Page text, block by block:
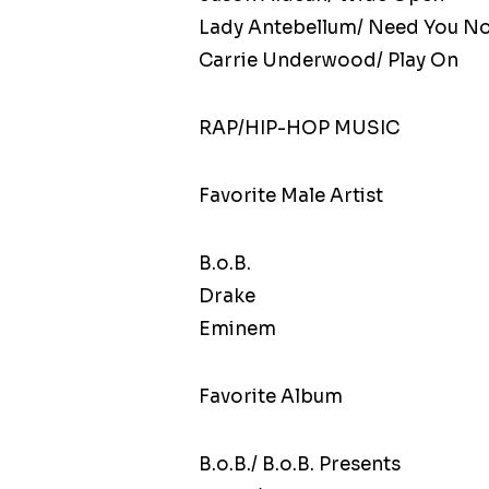
Lady Antebellum/ Need You
Carrie Underwood/ Play On
RAP/HIP-HOP MUSIC
Favorite Male Artist
B.o.B.
Drake
Eminem
Favorite Album
B.o.B./ B.o.B. Presents